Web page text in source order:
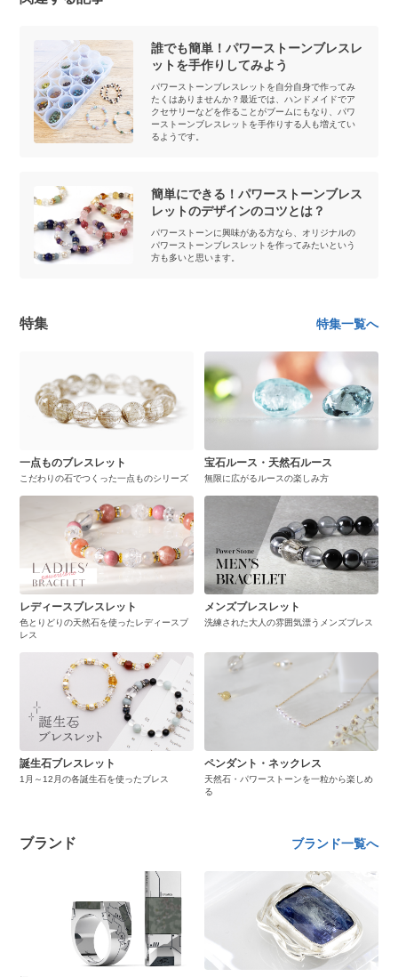
誰でも簡単！パワーストーンブレスレ
ットを手作りしてみよう
パワーストーンブレスレットを自分自身で作ってみ
たくはありませんか？最近では、ハンドメイドでア
クセサリーなどを作ることがブームにもなり、パワ
ーストーンブレスレットを手作りする人も増えてい
るようです。
簡単にできる！パワーストーンブレス
レットのデザインのコツとは？
パワーストーンに興味がある方なら、オリジナルの
パワーストーンブレスレットを作ってみたいという
方も多いと思います。
特集 特集一覧へ
一点ものブレスレット
こだわりの石でつくった一点ものシリーズ
宝石ルース・天然石ルース
無限に広がるルースの楽しみ方
レディースブレスレット
色とりどりの天然石を使ったレディースブ
レス
メンズブレスレット
洗練された大人の雰囲気漂うメンズブレス
誕生石ブレスレット
1月～12月の各誕生石を使ったブレス
ペンダント・ネックレス
天然石・パワーストーンを一粒から楽しめ
る
ブランド ブランド一覧へ